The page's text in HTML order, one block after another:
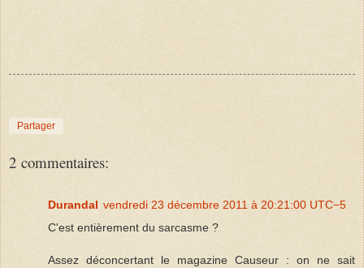
Partager
2 commentaires:
Durandal vendredi 23 décembre 2011 à 20:21:00 UTC−5
C'est entièrement du sarcasme ?
Assez déconcertant le magazine Causeur : on ne sait